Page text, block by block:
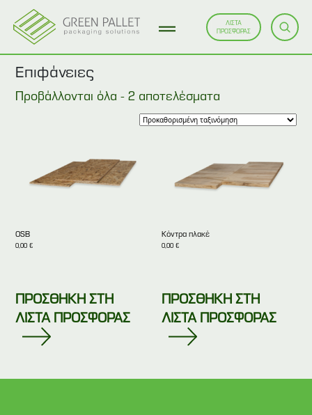
ΛΙΣΤΑ
ΠΡΟΣΦΟΡΑΣ
Επιφάνειες
Προβάλλονται όλα - 2 αποτελέσματα
OSB
0,00€
ΠΡΟΣΘΗΚΗ ΣΤΗ
ΛΙΣΤΑ ΠΡΟΣΦΟΡΑΣ
Κόντρα πλακέ
0,00€
ΠΡΟΣΘΗΚΗ ΣΤΗ
ΛΙΣΤΑ ΠΡΟΣΦΟΡΑΣ